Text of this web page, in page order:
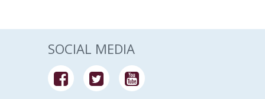
SOCIAL MEDIA